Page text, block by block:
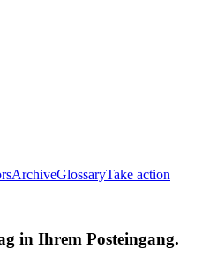
ArchiveGlossaryTake action
in Ihrem Posteingang.